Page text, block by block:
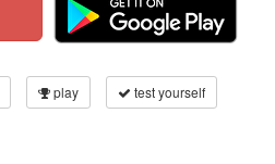
play test yourself